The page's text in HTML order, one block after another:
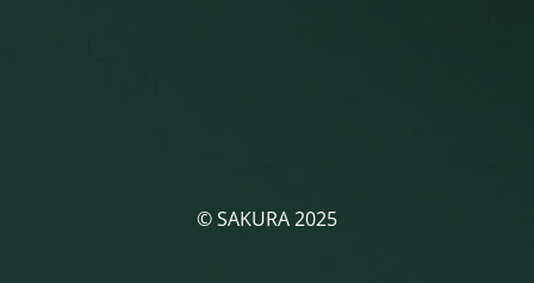
© SAKURA 2025